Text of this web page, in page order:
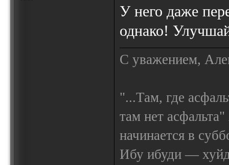
У него даже
однако!
С уважением,
"...Там, где
там нет
начинается в
Ибу ибуди —